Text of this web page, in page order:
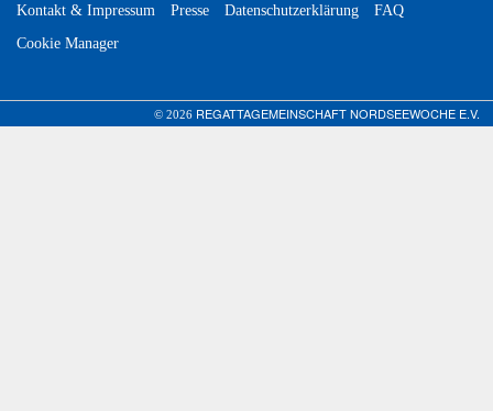
Kontakt & Impressum Presse Datenschutzerklärung
FAQ
Cookie Manager
© 2026 REGATTAGEMEINSCHAFT NORDSEEWOCHE E.V.